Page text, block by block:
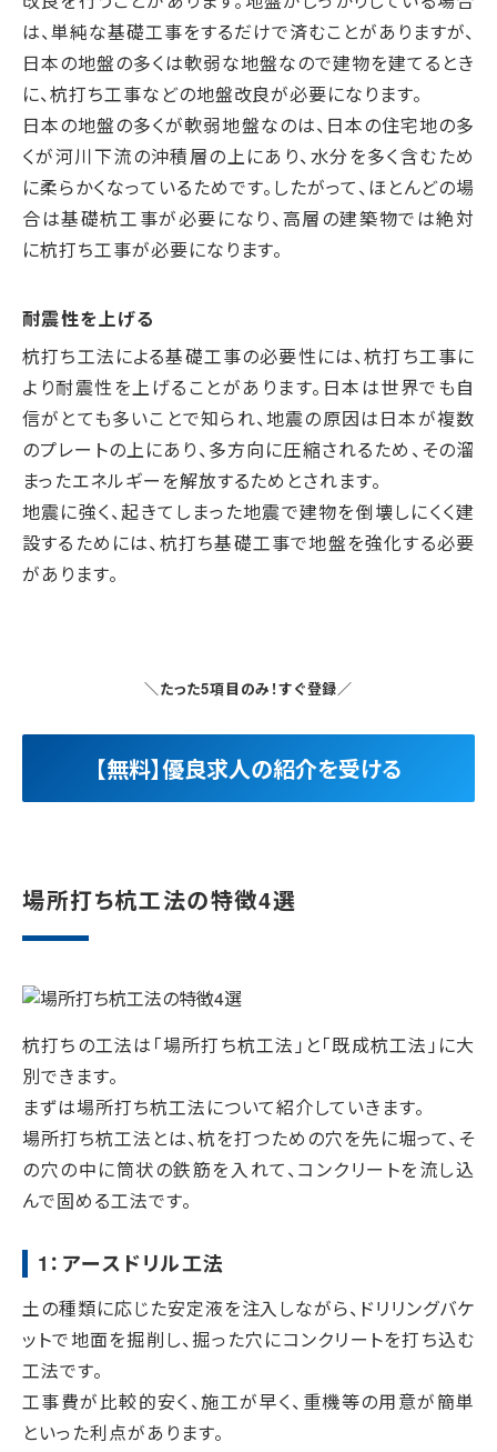
は、単純な基礎工事をするだけで済むことがありますが、
日本の地盤の多くは軟弱な地盤なので建物を建てるとき
に、杭打ち工事などの地盤改良が必要になります。
日本の地盤の多くが軟弱地盤なのは、日本の住宅地の多
くが河川下流の沖積層の上にあり、水分を多く含むため
に柔らかくなっているためです。したがって、ほとんどの場
合は基礎杭工事が必要になり、高層の建築物では絶対
に杭打ち工事が必要になります。
耐震性を上げる
杭打ち工法による基礎工事の必要性には、杭打ち工事に
より耐震性を上げることがあります。日本は世界でも自
信がとても多いことで知られ、地震の原因は日本が複数
のプレートの上にあり、多方向に圧縮されるため、その溜
まったエネルギーを解放するためとされます。
地震に強く、起きてしまった地震で建物を倒壊しにくく建
設するためには、杭打ち基礎工事で地盤を強化する必要
があります。
＼たった5項目のみ！すぐ登録／
【無料】優良求人の紹介を受ける
場所打ち杭工法の特徴4選
杭打ちの工法は「場所打ち杭工法」と「既成杭工法」に大
別できます。
まずは場所打ち杭工法について紹介していきます。
場所打ち杭工法とは、杭を打つための穴を先に堀って、そ
の穴の中に筒状の鉄筋を入れて、コンクリートを流し込
んで固める工法です。
1：アースドリル工法
土の種類に応じた安定液を注入しながら、ドリリングバケ
ットで地面を掘削し、掘った穴にコンクリートを打ち込む
工法です。
工事費が比較的安く、施工が早く、重機等の用意が簡単
といった利点があります。